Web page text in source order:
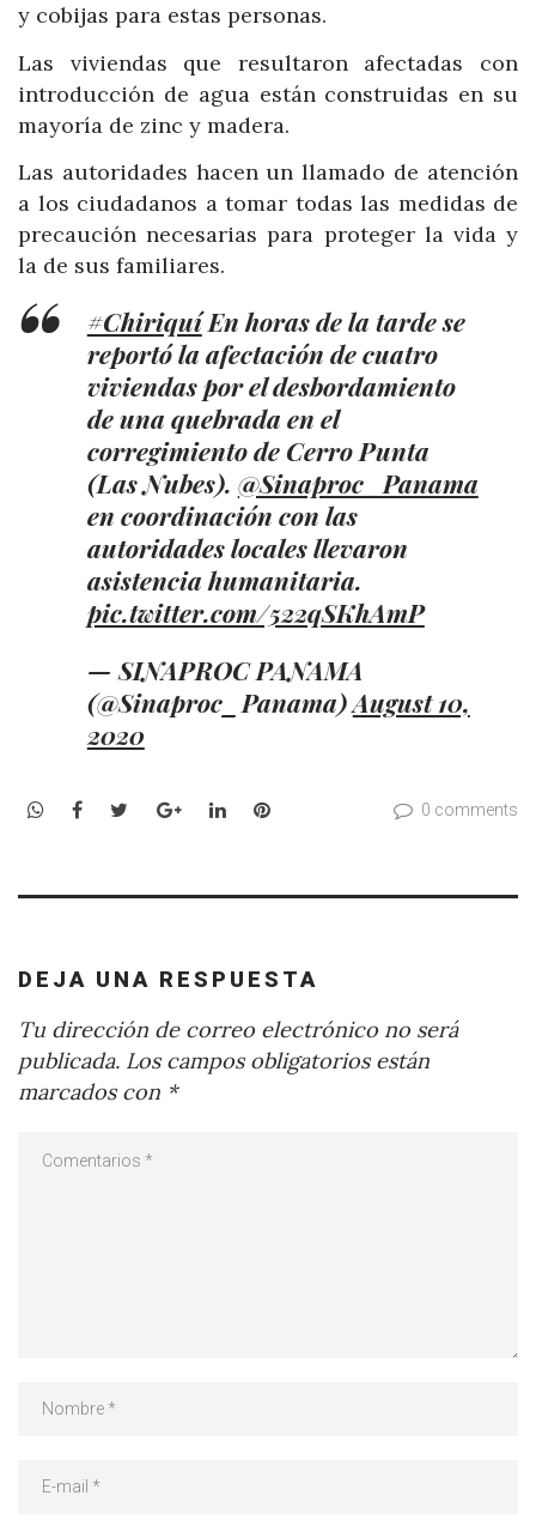
y cobijas para estas personas.
Las viviendas que resultaron afectadas con
introducción de agua están construidas en su
mayoría de zinc y madera.
Las autoridades hacen un llamado de atención
a los ciudadanos a tomar todas las medidas de
precaución necesarias para proteger la vida y
la de sus familiares.
#ChiriquíEn horas de la tarde se
reportó la afectación de cuatro
viviendas por el desbordamiento
de una quebrada en el
corregimiento de Cerro Punta
(Las Nubes). @Sinaproc_Panama
en coordinación con las
autoridades locales llevaron
asistencia humanitaria.
pic.twitter.com/522qSKhAmP
— SINAPROC PANAMA
(@Sinaproc_Panama)August 10,
2020
WhatsApp
Facebook
TwitterGoogle+LinkedInPinterest 0 comments
DEJA UNA RESPUESTA
Tu dirección de correo electrónico no será
publicada. Los campos obligatorios están
marcados con *